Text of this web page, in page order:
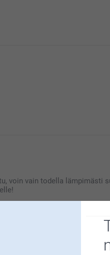
siitä. Kiva että pidät
voin vain todella lämpimästi